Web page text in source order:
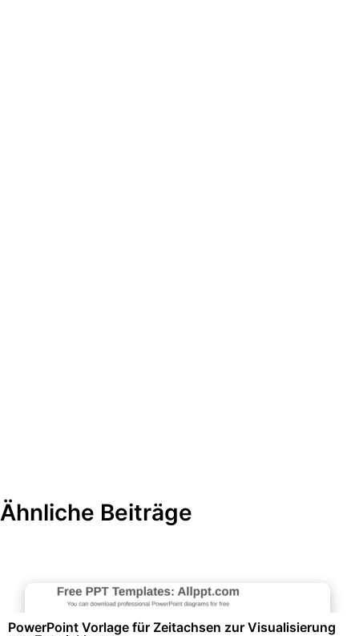
Ähnliche Beiträge
PowerPoint Vorlage für Zeitachsen zur Visualisierung